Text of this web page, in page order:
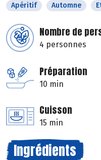
Apéritif Automne
Nombre de
4 personnes
Préparation
10 min
Cuisson
15 min
Ingrédients